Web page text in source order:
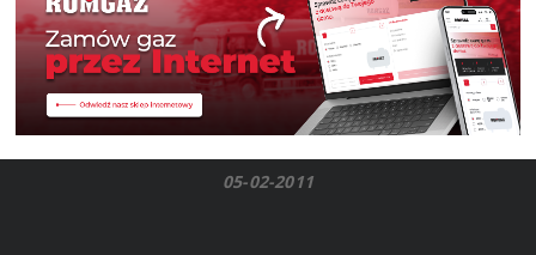
05-02-2011